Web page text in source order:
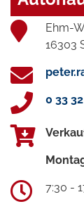
Ehm-
16303
0 33
7:30 -